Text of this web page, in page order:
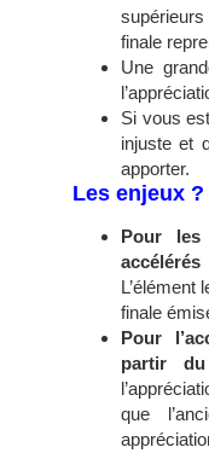
finale
Une
Si vous
injuste et
apporter.
Les enjeux ?
Pour les
accélérés
L’élément
finale
Pour
partir
que